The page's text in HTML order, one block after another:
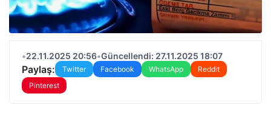
•22.11.2025 20:56•Güncellendi: 27.11.2025 18:07
Paylaş: Twitter Facebook WhatsApp
Reddit
Pinterest